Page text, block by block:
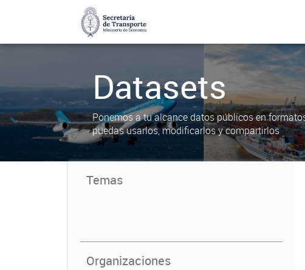
Datasets
Ponemos a tu alcance datos públicos en
puedas usarlos, modificarlos y compartirlos
Temas
Organizaciones